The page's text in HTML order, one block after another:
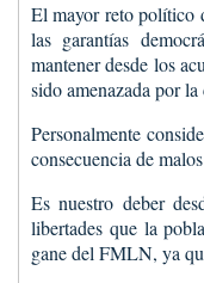
El mayor reto político
las garantías
mantener desde los
sido amenazada por
Personalmente
consecuencia de
Es nuestro deber
libertades que la
gane del FMLN, ya